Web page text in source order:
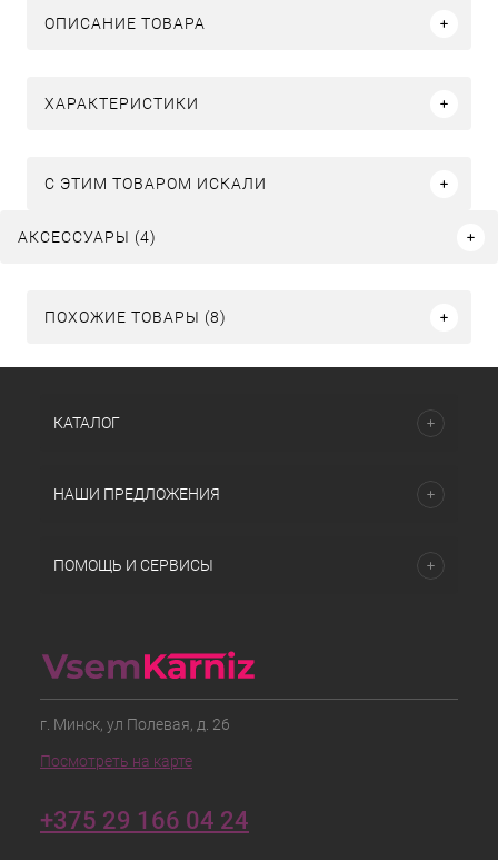
ОПИСАНИЕ ТОВАРА
ХАРАКТЕРИСТИКИ
C ЭТИМ ТОВАРОМ ИСКАЛИ
АКСЕССУАРЫ (4)
ПОХОЖИЕ ТОВАРЫ (8)
КАТАЛОГ
НАШИ ПРЕДЛОЖЕНИЯ
ПОМОЩЬ И СЕРВИСЫ
г. Минск, ул Полевая, д. 26
Посмотреть на карте
+375 29 166 04 24